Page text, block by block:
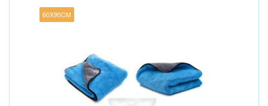
60X90CM